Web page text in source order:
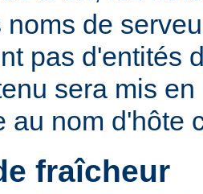
noms de
pas d'entités
sera mis
au nom d'hôte
fraîcheur